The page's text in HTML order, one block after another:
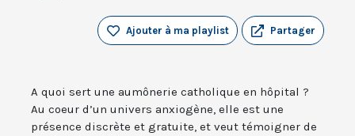
Partager
Ajouter à ma playlist
A quoi sert une aumônerie catholique en hôpital ?
Au coeur d’un univers anxiogène, elle est une
présence discrète et gratuite, et veut témoigner de